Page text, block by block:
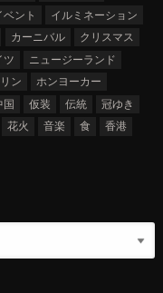
ベント
イルミネーション
カーニバル
クリスマス
ツ
ニュージーランド
ン
ホンヨーカー
国 仮装 伝統
冠ゆき
花火 音楽 食 香港